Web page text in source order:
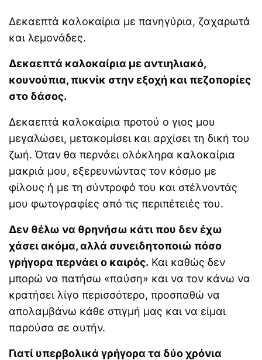
Δεκαεπτά καλοκαίρια με πανηγύρια, ζαχαρωτά
και λεμονάδες.
Δεκαεπτά καλοκαίρια με αντιηλιακό,
κουνούπια, πικνίκ στην εξοχή και πεζοπορίες
στο δάσος.
Δεκαεπτά καλοκαίρια προτού ο γιος μου
μεγαλώσει, μετακομίσει και αρχίσει τη δική του
ζωή. Όταν θα περνάει ολόκληρα καλοκαίρια
μακριά μου, εξερευνώντας τον κόσμο με
φίλους ή με τη σύντροφό του και στέλνοντάς
μου φωτογραφίες από τις περιπέτειές του.
Δεν θέλω να θρηνήσω κάτι που δεν έχω
χάσει ακόμα, αλλά συνειδητοποιώ πόσο
γρήγορα περνάει ο καιρός. Και καθώς δεν
μπορώ να πατήσω «παύση» και να τον κάνω να
κρατήσει λίγο περισσότερο, προσπαθώ να
απολαμβάνω κάθε στιγμή μας και να είμαι
παρούσα σε αυτήν.
Γιατί υπερβολικά γρήγορα τα δύο χρόνια